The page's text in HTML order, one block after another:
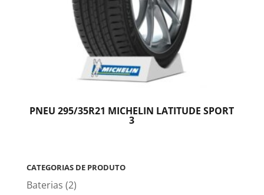
PNEU 295/35R21 MICHELIN LATITUDE SPORT
3
CATEGORIAS DE PRODUTO
Baterias (2)